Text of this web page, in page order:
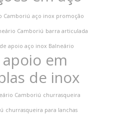
Camboriú aço inox promoção
Camboriú barra articulada
apoio aço inox Balneário
em
de inox
Camboriú churrasqueira
churrasqueira para lanchas